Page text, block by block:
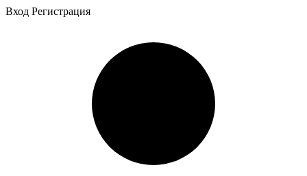
Вход Регистрация